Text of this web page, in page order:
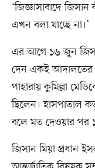
‘জিজ্ঞাসাবাদে জিসান
এখন বলা যাচ্ছে না।’
এর আগে ১৬ জুন জিসান
দেন একই আদালতের
পাহারায় কুমিল্লা
ছিলেন। হাসপাতাল
বলে মত দেওয়ার পর
জিসান মিয়া প্রধান